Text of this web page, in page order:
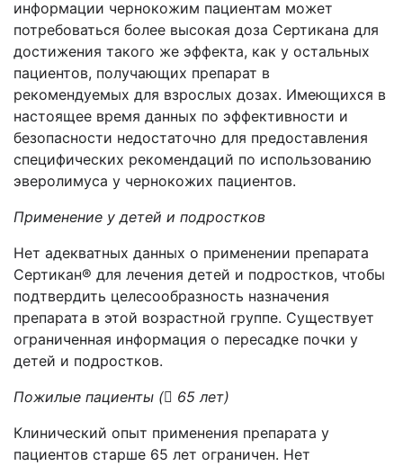
информации чернокожим пациентам может
потребоваться более высокая доза Сертикана для
достижения такого же эффекта, как у остальных
пациентов, получающих препарат в
рекомендуемых для взрослых дозах. Имеющихся в
настоящее время данных по эффективности и
безопасности недостаточно для предоставления
специфических рекомендаций по использованию
эверолимуса у чернокожих пациентов.
Применение у детей и подростков
Нет адекватных данных о применении препарата
Сертикан® для лечения детей и подростков, чтобы
подтвердить целесообразность назначения
препарата в этой возрастной группе. Существует
ограниченная информация о пересадке почки у
детей и подростков.
Пожилые пациенты ( 65 лет)
Клинический опыт применения препарата у
пациентов старше 65 лет ограничен. Нет